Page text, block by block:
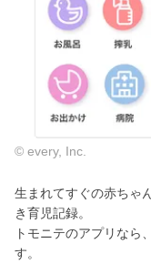
© every, Inc.
生まれてすぐの赤ちゃ
き育児記録。
トモニテのアプリなら
す。